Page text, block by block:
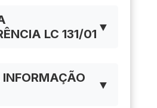
LC 131/01 ▼
▼
em: